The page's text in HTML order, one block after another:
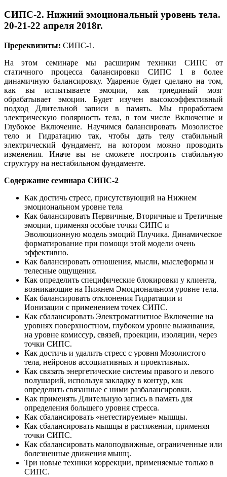
СИПС-2. Нижний эмоциональный уровень тела.
20-21-22 апреля 2018г.
Пререквизиты: СИПС-1.
На этом семинаре мы расширим техники СИПС от
статичного процесса балансировки СИПС 1 в более
динамичную балансировку. Ударение будет сделано на том,
как вы испытываете эмоции, как триединый мозг
обрабатывает эмоции. Будет изучен высокоэффективный
подход Длительной записи в память. Мы проработаем
электрическую полярность тела, в том числе Включение и
Глубокое Включение. Научимся балансировать Мозолистое
тело и Гидратацию так, чтобы дать телу стабильный
электрический фундамент, на котором можно проводить
изменения. Иначе вы не сможете построить стабильную
структуру на нестабильном фундаменте.
Содержание семинара СИПС-2
Как достичь стресс, присутствующий на Нижнем
эмоциональном уровне тела
Как балансировать Первичные, Вторичные и Третичные
эмоции, применяя особые точки СИПС и
Эволюционную модель эмоций Плучика. Динамическое
форматирование при помощи этой модели очень
эффективно.
Как балансировать отношения, мысли, мыслеформы и
телесные ощущения.
Как определить специфические блокировки у клиента,
возникающие на Нижнем Эмоциональном уровне тела.
Как балансировать отклонения Гидратации и
Ионизации с применением точек СИПС.
Как сбалансировать Электромагнитное Включение на
уровнях поверхностном, глубоком уровне выживания,
на уровне комиссур, связей, проекции, изоляции, через
точки СИПС.
Как достичь и удалить стресс с уровня Мозолистого
тела, нейронов ассоциативных и проективных.
Как связать энергетические системы правого и левого
полушарий, используя закладку в контур, как
определить связанные с ними разбалансировки.
Как применять Длительную запись в память для
определения большего уровня стресса.
Как сбалансировать «нетестируемые» мышцы.
Как сбалансировать мышцы в растяжении, применяя
точки СИПС.
Как сбалансировать малоподвижные, ограниченные или
болезненные движения мышц.
Три новые техники коррекции, применяемые только в
СИПС.